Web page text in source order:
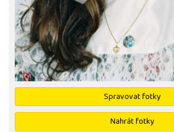
Spravovat fotky
Nahrát fotky